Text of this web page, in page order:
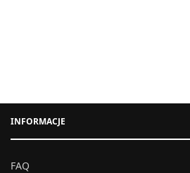
INFORMACJE
FAQ